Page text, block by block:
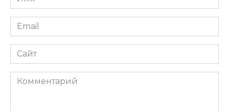
*
Email
*
Сайт
Комментарий